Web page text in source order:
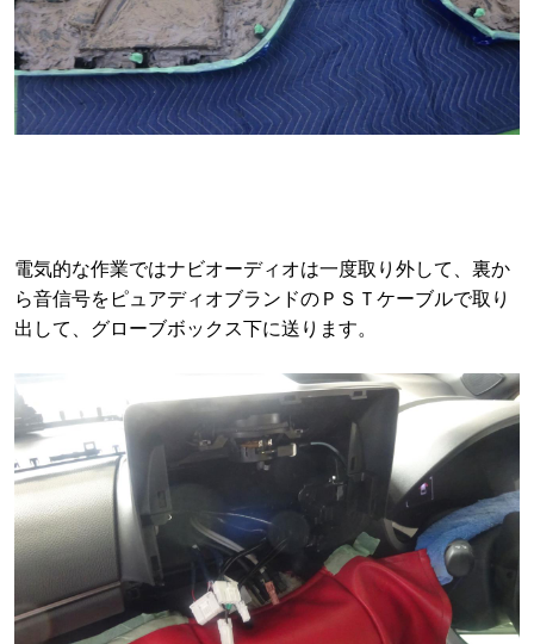
電気的な作業ではナビオーディオは一度取り外して、裏か
ら音信号をピュアディオブランドのＰＳＴケーブルで取り
出して、グローブボックス下に送ります。